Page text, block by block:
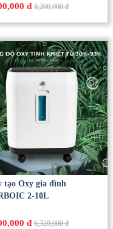
đ 8,200,000 đ
tạo Oxy gia đình
2-10L
đ 6,320,000 đ